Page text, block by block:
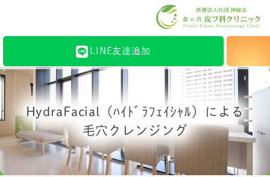
LINE友達追加
HydraFacial（ﾊｲﾄﾞﾗﾌｪｲｼｬﾙ）による
毛穴クレンジング